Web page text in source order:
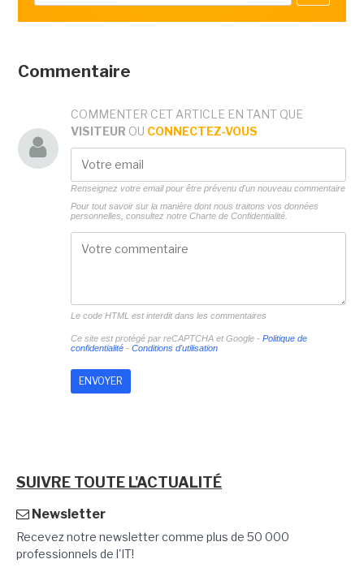
Commentaire
COMMENTER CET ARTICLE EN TANT QUE
VISITEUR OU CONNECTEZ-VOUS
Renseignez votre email pour être prévenu d'un nouveau commentaire
Pour tout savoir sur la manière dont nous traitons vos données
personnelles, consultez notre Charte de Confidentialité.
Le code HTML est interdit dans les commentaires
Ce site est protégé par reCAPTCHA et Google - Politique de
confidentialité- Conditions d'utilisation
SUIVRE TOUTE L'ACTUALITÉ
Newsletter
Recevez notre newsletter comme plus de 50 000
professionnels de l'IT!